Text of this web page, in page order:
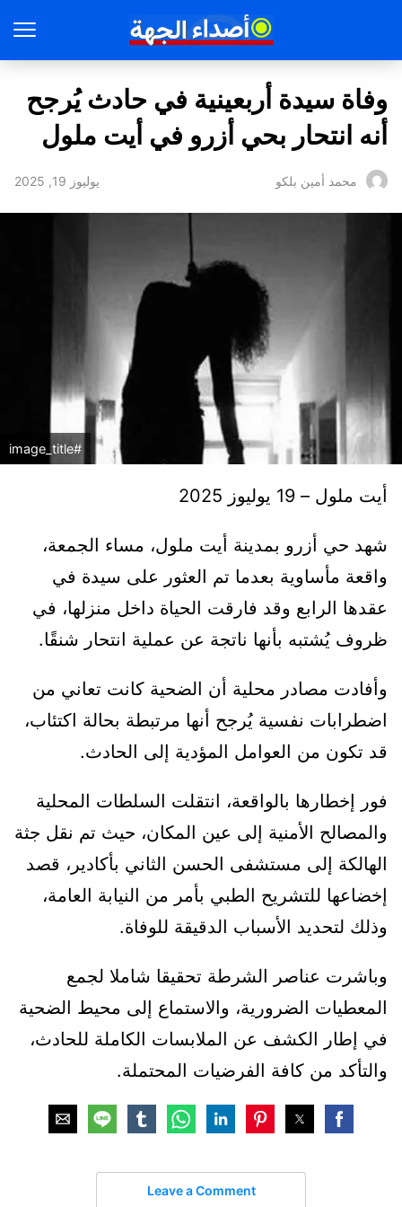
وفاة سيدة أربعينية في حادث يُرجح
أنه انتحار بحي أزرو في أيت ملول
محمد أمين بلكو يوليوز 19, 2025
#image_title
أيت ملول – 19 يوليوز 2025
شهد حي أزرو بمدينة أيت ملول، مساء الجمعة،
واقعة مأساوية بعدما تم العثور على سيدة في
عقدها الرابع وقد فارقت الحياة داخل منزلها، في
ظروف يُشتبه بأنها ناتجة عن عملية انتحار شنقًا.
وأفادت مصادر محلية أن الضحية كانت تعاني من
اضطرابات نفسية يُرجح أنها مرتبطة بحالة اكتئاب،
قد تكون من العوامل المؤدية إلى الحادث.
فور إخطارها بالواقعة، انتقلت السلطات المحلية
والمصالح الأمنية إلى عين المكان، حيث تم نقل جثة
الهالكة إلى مستشفى الحسن الثاني بأكادير، قصد
إخضاعها للتشريح الطبي بأمر من النيابة العامة،
وذلك لتحديد الأسباب الدقيقة للوفاة.
وباشرت عناصر الشرطة تحقيقا شاملا لجمع
المعطيات الضرورية، والاستماع إلى محيط الضحية
في إطار الكشف عن الملابسات الكاملة للحادث،
والتأكد من كافة الفرضيات المحتملة.
Leave a Comment